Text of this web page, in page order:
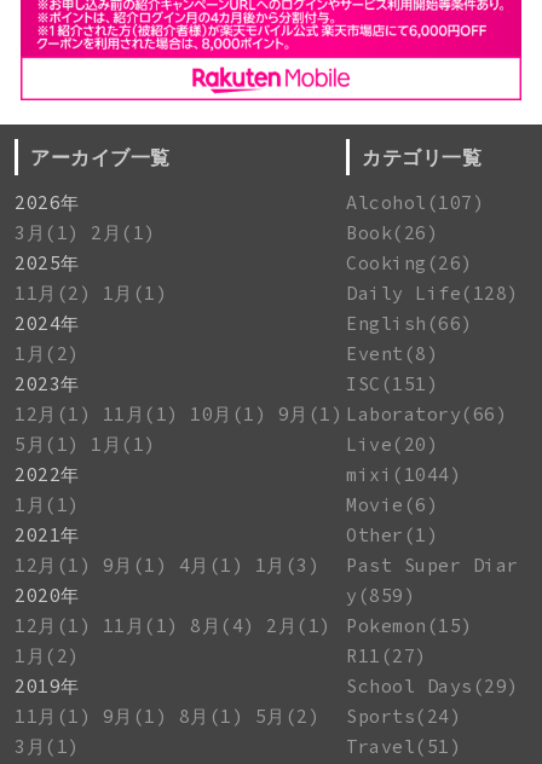
アーカイブ一覧
2026年
3月(1)
2月(1)
2025年
11月(2)
1月(1)
2024年
1月(2)
2023年
12月(1)
11月(1) 10月(1)
9月(1)
5月(1)
1月(1)
2022年
1月(1)
2021年
12月(1)
9月(1) 4月(1)
1月(3)
2020年
12月(1)
11月(1) 8月(4)
2月(1)
1月(2)
2019年
11月(1)
9月(1) 8月(1)
5月(2)
3月(1)
カテゴリ一覧
Alcohol(107)
Book(26)
Cooking(26)
Daily Life(128)
English(66)
Event(8)
ISC(151)
Laboratory(66)
Live(20)
mixi(1044)
Movie(6)
Other(1)
Past Super Diar
y(859)
Pokemon(15)
R11(27)
School Days(29)
Sports(24)
Travel(51)